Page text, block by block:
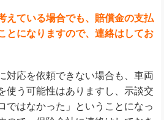
えている場合でも、賠償金の支払
とになりますので、連絡はしてお
対応を依頼できない場合も、車両
使う可能性はありますし、示談交
ではなかった」ということになっ